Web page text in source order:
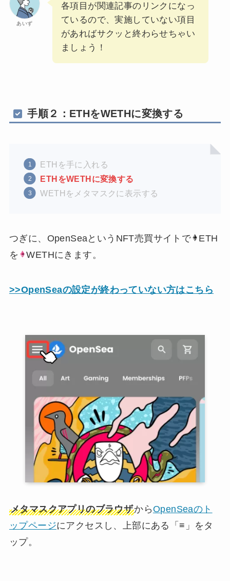
あいず
各項目が関連記事のリンクになっ
ているので、実施していない項目
があればサクッと終わらせちゃい
ましょう！
手順２：ETHをWETHに変換する
ETHを手に入れる
ETHをWETHに変換する
WETHをメタマスクに表示する
つぎに、OpenSeaというNFT売買サイトで
ETH
を
WETHにきます。
>>OpenSeaの設定が終わっていない方はこちら
メタマスクアプリのブラウザからOpenSeaのト
ップページにアクセスし、上部にある「≡」をタ
ップ。